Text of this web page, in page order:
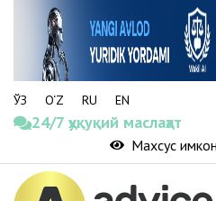
ЎЗ O‘Z RU EN
24/7 ҳуқуқий маслаҳат
Махсус